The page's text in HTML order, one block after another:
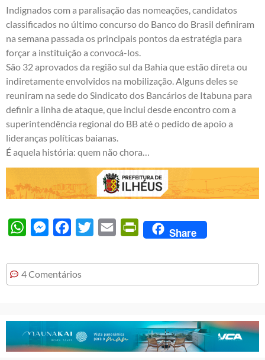
Indignados com a paralisação das nomeações, candidatos
classificados no último concurso do Banco do Brasil definiram
na semana passada os principais pontos da estratégia para
forçar a instituição a convocá-los.
São 32 aprovados da região sul da Bahia que estão direta ou
indiretamente envolvidos na mobilização. Alguns deles se
reuniram na sede do Sindicato dos Bancários de Itabuna para
definir a linha de ataque, que inclui desde encontro com a
superintendência regional do BB até o pedido de apoio a
lideranças políticas baianas.
É aquela história: quem não chora…
WhatsAppMessengerFacebook
Twitter Email PrintFriendly
Share
4 Comentários